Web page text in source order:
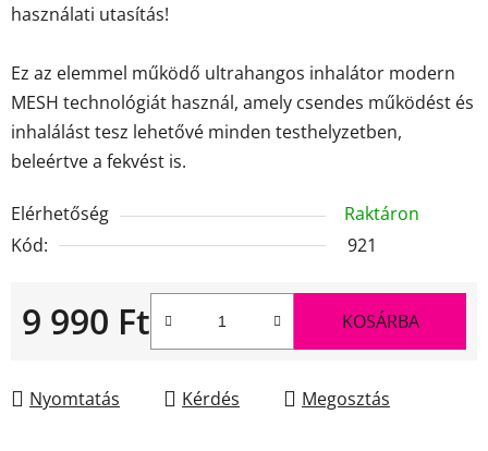
használati utasítás!
Ez az elemmel működő ultrahangos inhalátor modern
MESH technológiát használ, amely csendes működést és
inhalálást tesz lehetővé minden testhelyzetben,
beleértve a fekvést is.
Elérhetőség
Raktáron
Kód:
921
9 990 Ft KOSÁRBA
Nyomtatás Kérdés Megosztás